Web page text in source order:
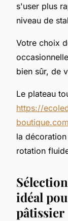
s'user plus
niveau de
Votre choix
bien sûr, de
Le plateau
https://
la
rotation
idéal
pâtissier